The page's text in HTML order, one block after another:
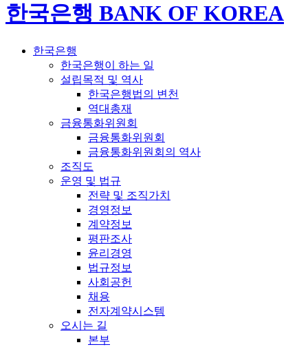
한국은행 BANK OF KOREA
한국은행
한국은행이 하는 일
설립목적 및 역사
한국은행법의 변천
역대총재
금융통화위원회
금융통화위원회
금융통화위원회의 역사
조직도
운영 및 법규
전략 및 조직가치
경영정보
계약정보
평판조사
윤리경영
법규정보
사회공헌
채용
전자계약시스템
오시는 길
본부